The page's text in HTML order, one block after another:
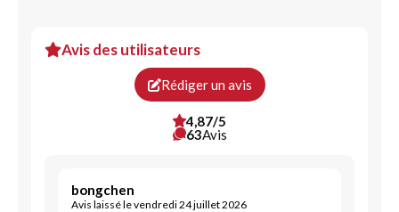
Avis des utilisateurs
Rédiger un avis
4,87/5
63Avis
bongchen
Avis laissé le vendredi 24 juillet 2026